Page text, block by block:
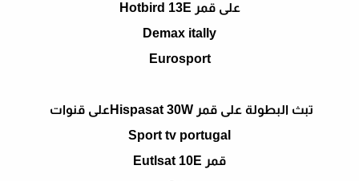
على قمر Hotbird 13E
Demax itally
Eurosport
تبث البطولة على قمر Hispasat 30Wعلى قنوات
Sport tv portugal
قمر Eutlsat 10E